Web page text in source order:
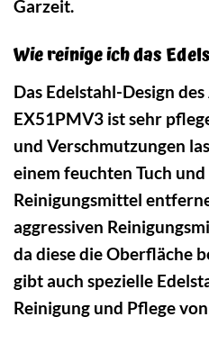
Garzeit.
Wie reinige ich das
Das Edelstahl-Design
EX51PMV3 ist sehr
und Verschmutzungen
einem feuchten Tuch
Reinigungsmittel
aggressiven
da diese die Oberfläche
gibt auch spezielle
Reinigung und Pflege